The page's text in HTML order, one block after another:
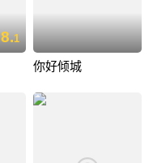
8.1
你好倾城